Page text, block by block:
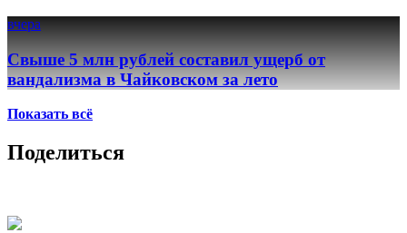
вчера
Свыше 5 млн рублей составил ущерб от
вандализма в Чайковском за лето
Показать всё
Поделиться